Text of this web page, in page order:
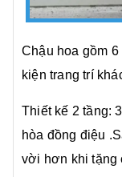
Chậu hoa gồm
kiện trang trí
Thiết kế 2 tầng:
hòa đồng điệu
vời hơn khi tặng